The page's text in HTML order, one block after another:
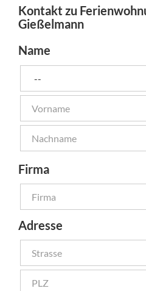
Kontakt zu
Gießelmann
Name
Firma
Adresse